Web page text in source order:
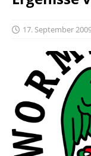
17. September